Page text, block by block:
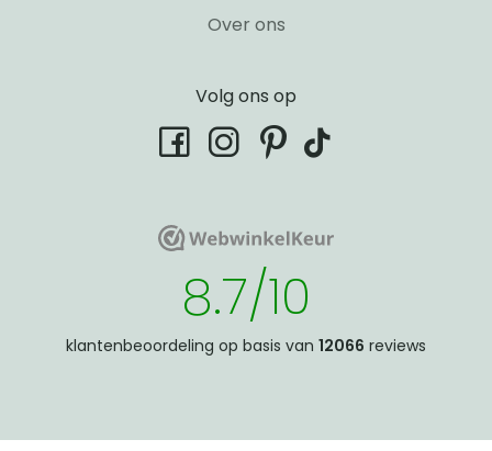
Over ons
Volg ons op
facebookinstagram
pinterest
tiktok
WebwinkelKeurWebwinkelKeur
8.7/10
klantenbeoordeling op basis van 12066 reviews